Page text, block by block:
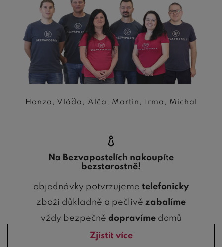
Honza, Vláďa, Alča, Martin, Irma, Michal
Na Bezvapostelích nakoupíte
bezstarostně!
objednávky potvrzujeme telefonicky
zboží důkladně a pečlivě zabalíme
vždy bezpečně dopravímedomů
Zjistit více